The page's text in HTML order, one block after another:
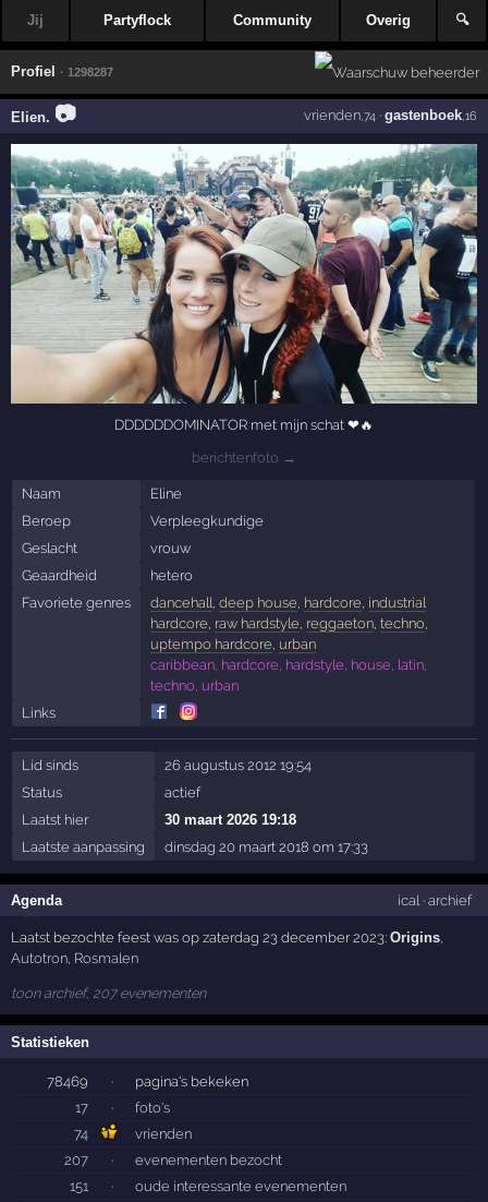
Jij Partyflock Community Overig 🔍
Profiel · 1298287
Elien. 📷 vrienden,74· gastenboek,16
DDDDDDOMINATOR met mijn schat ❤🔥
berichtenfoto →
Naam
Eline
Beroep
Verpleegkundige
Geslacht
vrouw
Geaardheid
hetero
Favoriete genres
dancehall deep house hardcore industrial
hardcore raw hardstyle reggaeton, techno,
uptempo hardcore urban
caribbean, hardcore, hardstyle, house, latin,
techno, urban
Links
Lid sinds
26 augustus 2012 19:54
Status
actief
Laatst hier
30 maart 2026 19:18
Laatste aanpassing
dinsdag 20 maart 2018 om 17:33
Agenda ical · archief
Laatst bezochte feest was op zaterdag 23 december 2023:Origins,
Autotron, Rosmalen
toon archief, 207 evenementen
Statistieken
78469 ·
pagina's bekeken
17
·
foto's
74
vrienden
207
·
evenementen bezocht
151
·
oude interessante evenementen